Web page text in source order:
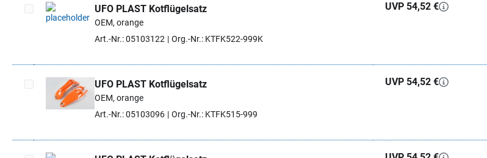
Artikel auswählen
UFO PLAST Kotflügelsatz
OEM, orange
Art.-Nr.: 05103122
Org.-Nr.: KTFK522-999K
UVP 54,52 €
Artikel auswählen
UFO PLAST Kotflügelsatz
OEM, orange
Art.-Nr.: 05103096
Org.-Nr.: KTFK515-999
UVP 54,52 €